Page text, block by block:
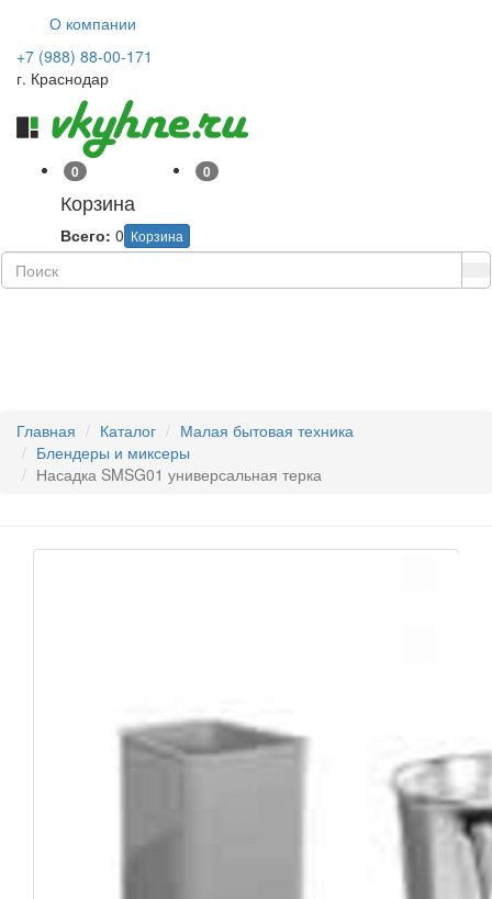
О компании
+7 (988) 88-00-171
г. Краснодар
0
Корзина
Корзина
Всего: 0
0
Главная Каталог
Малая бытовая техника
Блендеры и миксеры
Насадка SMSG01 универсальная терка